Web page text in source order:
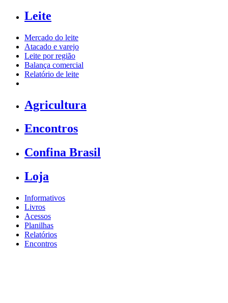
Leite
Mercado do leite
Atacado e varejo
Leite por região
Balança comercial
Relatório de leite
Agricultura
Encontros
Confina Brasil
Loja
Informativos
Livros
Acessos
Planilhas
Relatórios
Encontros